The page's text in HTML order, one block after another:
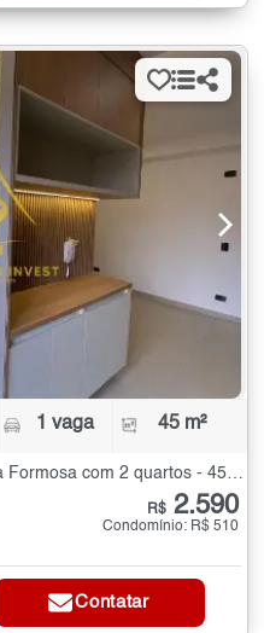
1 vaga 45 m²
Apartamento para Alugar na Vila Formosa com 2 quartos - 45 m²
R$ 2.590
Condomínio: R$ 510
Contatar